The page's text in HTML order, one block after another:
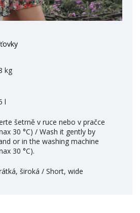
kg
l
šetrně v ruce nebo v pračce
30 °C) / Wash it gently by
or in the washing machine
30 °C).
široká / Short, wide